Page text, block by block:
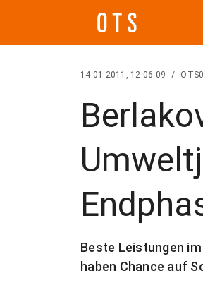
14.01.2011, 12:06:09 /
Beste Leistungen
haben Chance auf